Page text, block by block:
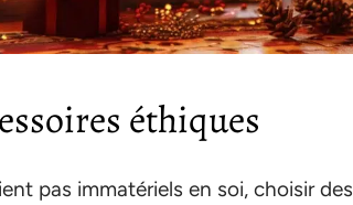
éthiques
pas immatériels en soi, choisir des